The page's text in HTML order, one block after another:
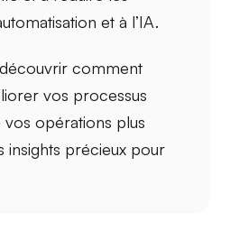
et à l’IA.
comment
vos processus
opérations plus
insights précieux pour